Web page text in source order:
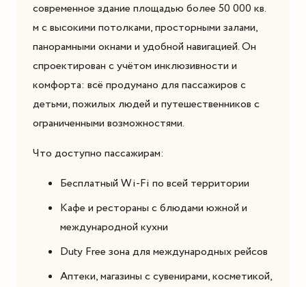
современное здание площадью более 50 000 кв.
м с высокими потолками, просторными залами,
панорамными окнами и удобной навигацией. Он
спроектирован с учётом инклюзивности и
комфорта: всё продумано для пассажиров с
детьми, пожилых людей и путешественников с
ограниченными возможностями.
Что доступно пассажирам:
Бесплатный Wi-Fi по всей территории
Кафе и рестораны с блюдами южной и
международной кухни
Duty Free зона для международных рейсов
Аптеки, магазины с сувенирами, косметикой,